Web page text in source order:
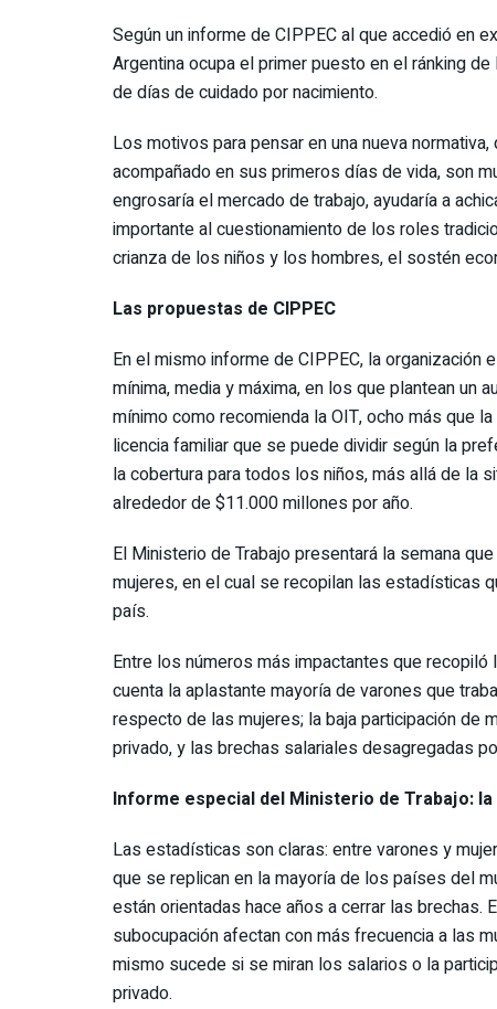
Según un informe de CIPPEC al que accedió en
Argentina ocupa el primer puesto en el ránking
de días de cuidado por nacimiento.
Los motivos para pensar en una nueva
acompañado en sus primeros días de vida, son
engrosaría el mercado de trabajo, ayudaría a
importante al cuestionamiento de los roles
crianza de los niños y los hombres, el sostén
Las propuestas de CIPPEC
En el mismo informe de CIPPEC, la
mínima, media y máxima, en los que plantean un
mínimo como recomienda la OIT, ocho más que
licencia familiar que se puede dividir según la
la cobertura para todos los niños, más allá de la
alrededor de $11.000 millones por año.
El Ministerio de Trabajo presentará la semana
mujeres, en el cual se recopilan las estadísticas
país.
Entre los números más impactantes que
cuenta la aplastante mayoría de varones que
respecto de las mujeres; la baja participación de
privado, y las brechas salariales desagregadas
Informe especial del Ministerio de Trabajo:
Las estadísticas son claras: entre varones y
que se replican en la mayoría de los países del
están orientadas hace años a cerrar las brechas.
subocupación afectan con más frecuencia a las
mismo sucede si se miran los salarios o la
privado.